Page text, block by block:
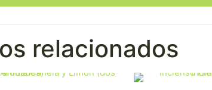
relacionados